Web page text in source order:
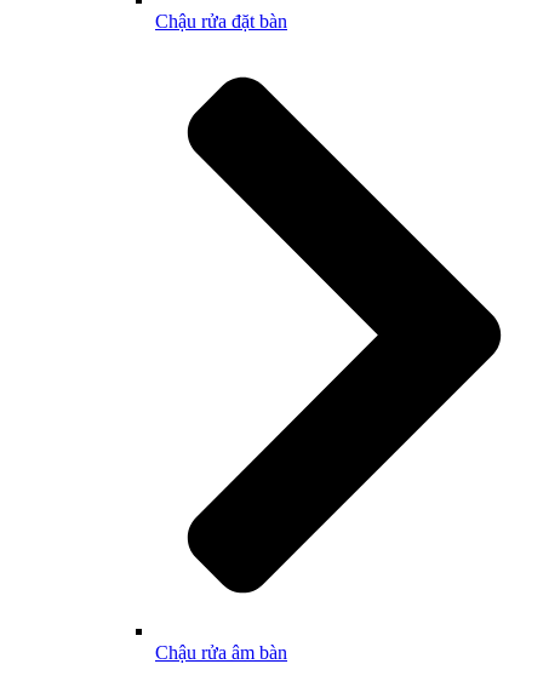
Chậu rửa đặt bàn
Chậu rửa âm bàn